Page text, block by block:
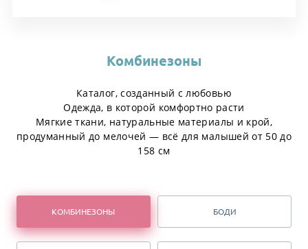
Комбинезоны
Каталог, созданный с любовью
Одежда, в которой комфортно расти
Мягкие ткани, натуральные материалы и крой,
продуманный до мелочей — всё для малышей от 50 до
158 см
КОМБИНЕЗОНЫ БОДИ